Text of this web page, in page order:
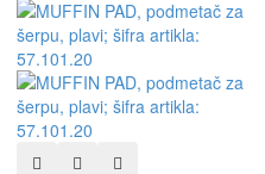
Dodaj u listu želja
Dodaj u listu za